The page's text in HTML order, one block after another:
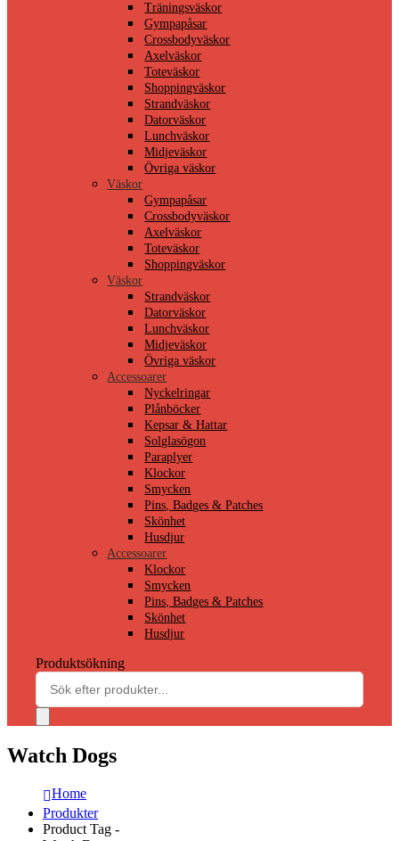
Träningsväskor
Gympapåsar
Crossbodyväskor
Axelväskor
Toteväskor
Shoppingväskor
Strandväskor
Datorväskor
Lunchväskor
Midjeväskor
Övriga väskor
Väskor
Gympapåsar
Crossbodyväskor
Axelväskor
Toteväskor
Shoppingväskor
Väskor
Strandväskor
Datorväskor
Lunchväskor
Midjeväskor
Övriga väskor
Accessoarer
Nyckelringar
Plånböcker
Kepsar & Hattar
Solglasögon
Paraplyer
Klockor
Smycken
Pins, Badges & Patches
Skönhet
Husdjur
Accessoarer
Klockor
Smycken
Pins, Badges & Patches
Skönhet
Husdjur
Produktsökning
Watch Dogs
Home
Produkter
Product Tag -